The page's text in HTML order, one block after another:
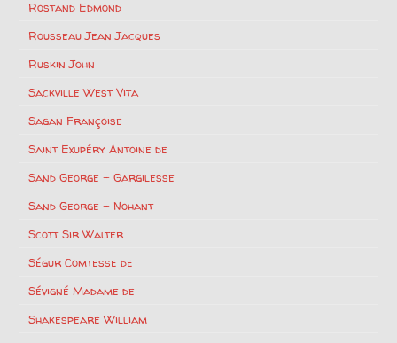
Rostand Edmond
Rousseau Jean Jacques
Ruskin John
Sackville West Vita
Sagan Françoise
Saint Exupéry Antoine de
Sand George – Gargilesse
Sand George – Nohant
Scott Sir Walter
Ségur Comtesse de
Sévigné Madame de
Shakespeare William